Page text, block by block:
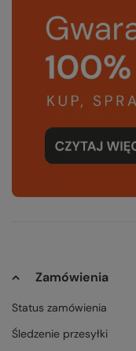
Zamówienia
Status zamówienia
Śledzenie przesyłki